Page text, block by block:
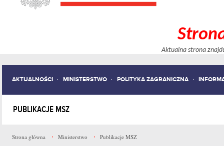
Aktualna strona
AKTUALNOŚCI MINISTERSTWO POLITYKA ZAGRANICZNA
PUBLIKACJE MSZ
Strona główna Ministerstwo Publikacje MSZ